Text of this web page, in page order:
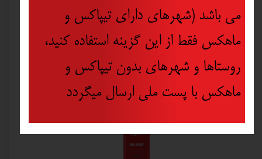
می باشد (شهرهای دارای تیپاکس و
ماهکس فقط از این گزینه استفاده کنید،
روستاها و شهرهای بدون تیپاکس و
ماهکس با پست ملی ارسال میگردد